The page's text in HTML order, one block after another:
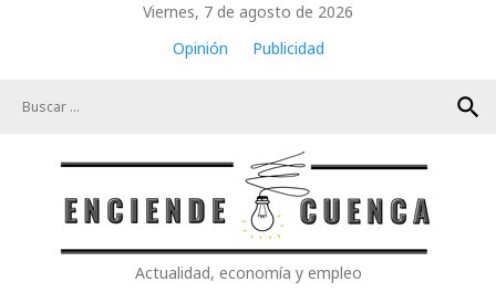
Viernes, 7 de agosto de 2026
Opinión
Publicidad
search
Actualidad, economía y empleo